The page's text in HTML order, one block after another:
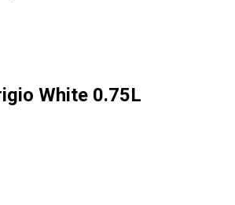
White 0.75L